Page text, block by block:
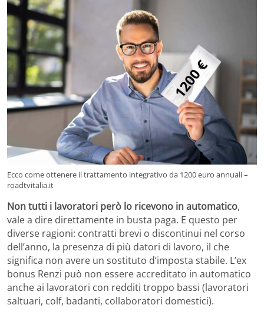
Ecco come ottenere il trattamento integrativo da 1200 euro annuali –
roadtvitalia.it
Non tutti i lavoratori però lo ricevono in automatico,
vale a dire direttamente in busta paga. E questo per
diverse ragioni: contratti brevi o discontinui nel corso
dell’anno, la presenza di più datori di lavoro, il che
significa non avere un sostituto d’imposta stabile. L’ex
bonus Renzi può non essere accreditato in automatico
anche ai lavoratori con redditi troppo bassi (lavoratori
saltuari, colf, badanti, collaboratori domestici).